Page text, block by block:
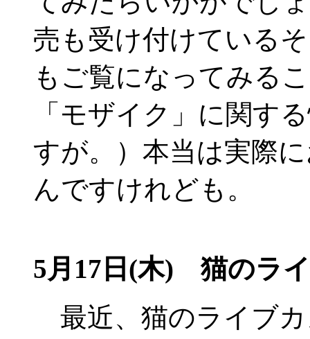
売も受け付けている
もご覧になってみる
「モザイク」に関す
すが。）本当は実際
んですけれども。
5月17日(木) 猫のラ
最近、猫のライブ